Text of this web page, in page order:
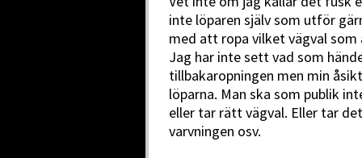
inte löparen själv som utför
med att ropa vilket vägval som
Jag har inte sett vad som
tillbakaropningen men min
löparna. Man ska som publik
eller tar rätt vägval. Eller tar
varvningen osv.